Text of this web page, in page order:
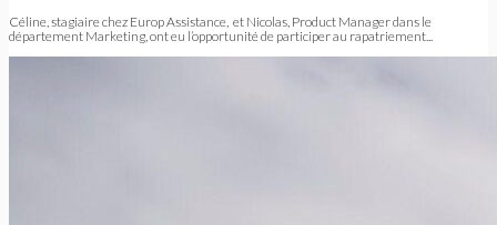
Céline, stagiaire chez Europ Assistance, et Nicolas, Product Manager dans le
département Marketing, ont eu l’opportunité de participer au rapatriement...